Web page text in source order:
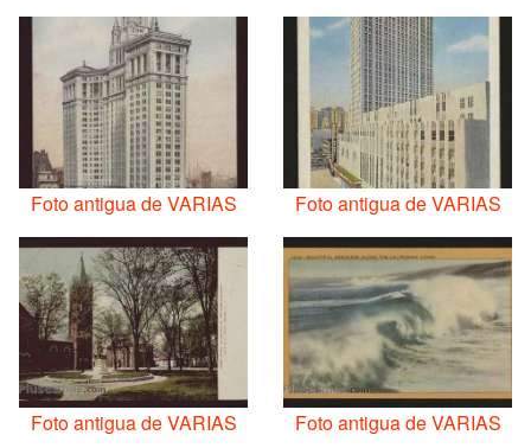
Foto antigua de VARIAS Foto antigua de VARIAS
Foto antigua de VARIAS Foto antigua de VARIAS